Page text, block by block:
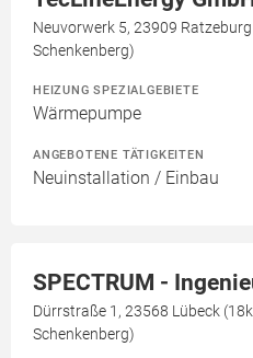
Neuvorwerk 5, 23909
Schenkenberg)
HEIZUNG SPEZIALGEBIETE
Wärmepumpe
ANGEBOTENE TÄTIGKEITEN
Neuinstallation / Einbau
SPECTRUM -
Dürrstraße 1, 23568 Lübeck
Schenkenberg)